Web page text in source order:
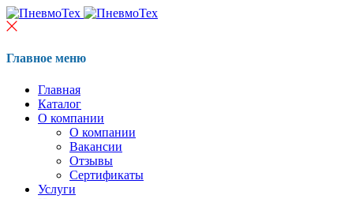
Главное меню
Главная
Каталог
О компании
О компании
Вакансии
Отзывы
Сертификаты
Услуги